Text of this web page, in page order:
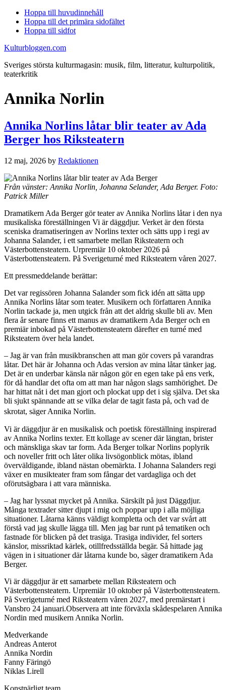
Hoppa till huvudinnehåll
Hoppa till det primära sidofältet
Hoppa till sidfot
Kulturbloggen.com
Sveriges största kulturmagasin: musik, film, litteratur, kulturpolitik,
teaterkritik
Annika Norlin
Annika Norlins låtar blir teater av Ada
Berger hos Riksteatern
12 maj, 2026 by Redaktionen
Från vänster: Annika Norlin, Johanna Selander, Ada Berger. Foto:
Patrick Miller
Dramatikern Ada Berger gör teater av Annika Norlins låtar i den nya
musikaliska föreställningen Vi är däggdjur. Verket är den första
sceniska dramatiseringen av Norlins texter och sätts upp i regi av
Johanna Salander, i ett samarbete mellan Riksteatern och
Västerbottensteatern. Urpremiär 10 oktober 2026 på
Västerbottensteatern. På Sverigeturné med Riksteatern våren 2027.
Ett pressmeddelande berättar:
Det var regissören Johanna Salander som fick idén att sätta upp
Annika Norlins låtar som teater. Musikern och författaren Annika
Norlin tackade ja, men utgick från att det aldrig skulle bli av. Men
flera år senare finns ett manus av dramatikern Ada Berger och en
premiär inbokad på Västerbottensteatern därefter en turné med
Riksteatern över hela landet.
– Jag är van från musikbranschen att man gör covers på varandras
låtar. Det här är Johanna och Adas version av mina låtar tänker jag.
Det är en underbar känsla när någon gör en egen take på ens verk,
för då handlar det ofta om att man har någon slags samhörighet. De
har hittat nåt i det man gjort och plockat upp det i sig själva. Det ska
bli sjukt spännande att se vilka delar de tagit fasta på, och vad de
skrotat, säger Annika Norlin.
Vi är däggdjur är en musikalisk och poetisk föreställning inspirerad
av Annika Norlins texter. Ett kollage av scener där längtan, brister
och mänskliga skav tar form. Ada Berger tolkar Norlins poplyrik
och noveller fritt och låter olika livsögonblick mötas, ibland
överväldigande, ibland nästan obemärkta. I Johanna Salanders regi
växer en musikteater fram som fångar det vardagliga och det
oförutsägbara i att vara människa.
– Jag har lyssnat mycket på Annika. Särskilt på just Däggdjur.
Många textrader sitter djupt i mig och poppar upp i alla möjliga
situationer. Låtarna känns väldigt kompletta och det var svårt att
förstå vad jag skulle lägga till. Men jag bar runt på tematiken och
fastnade för blicken på det trasiga. Trasiga individer, fel sorters
känslor, missriktad kärlek, otillfredsställda begär. Så hittade jag
vägen in i situationer där låtarna kunde bo, säger dramatikern Ada
Berger.
Vi är däggdjur är ett samarbete mellan Riksteatern och
Västerbottensteatern. Urpremiär 10 oktober på Västerbottensteatern.
På Sverigeturné med Riksteatern våren 2027, med premärstart i
Vansbro 24 januari.Observera att inte förväxla skådespelaren Annika
Nordin med musikern Annika Norlin.
Medverkande
Andreas Anterot
Annika Nordin
Fanny Färingö
Niklas Lirell
Konstnärligt team